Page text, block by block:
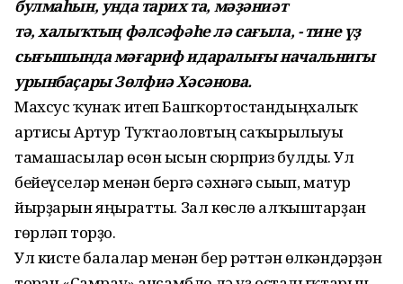
булмаһын, унда тарих та, мәҙәниәт
тә, халыҡтың фәлсәфәһе лә сағыла, - тине үҙ
сығышында мәғариф идаралығы начальнигы
урынбаҫары Зөлфиә Хәсәнова.
Махсус ҡунаҡ итеп Башҡортостандыңхалыҡ
артисы Артур Туҡтағоловтың саҡырылыуы
тамашасылар өсөн ысын сюрприз булды. Ул
бейеүселәр менән бергә сәхнәгә сығып, матур
йырҙарын яңғыратты. Зал көслө алҡыштарҙан
гөрләп торҙо.
Ул кисте балалар менән бер рәттән өлкәндәрҙән